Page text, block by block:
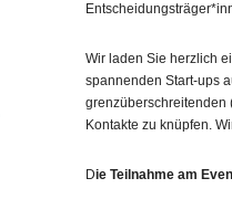
Wir laden Sie herzlich
spannenden Start-ups
grenzüberschreitenden
Kontakte zu knüpfen.
Die Teilnahme am